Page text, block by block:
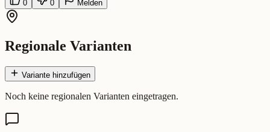
0
0 Melden
Regionale Varianten
Variante hinzufügen
Noch keine regionalen Varianten eingetragen.